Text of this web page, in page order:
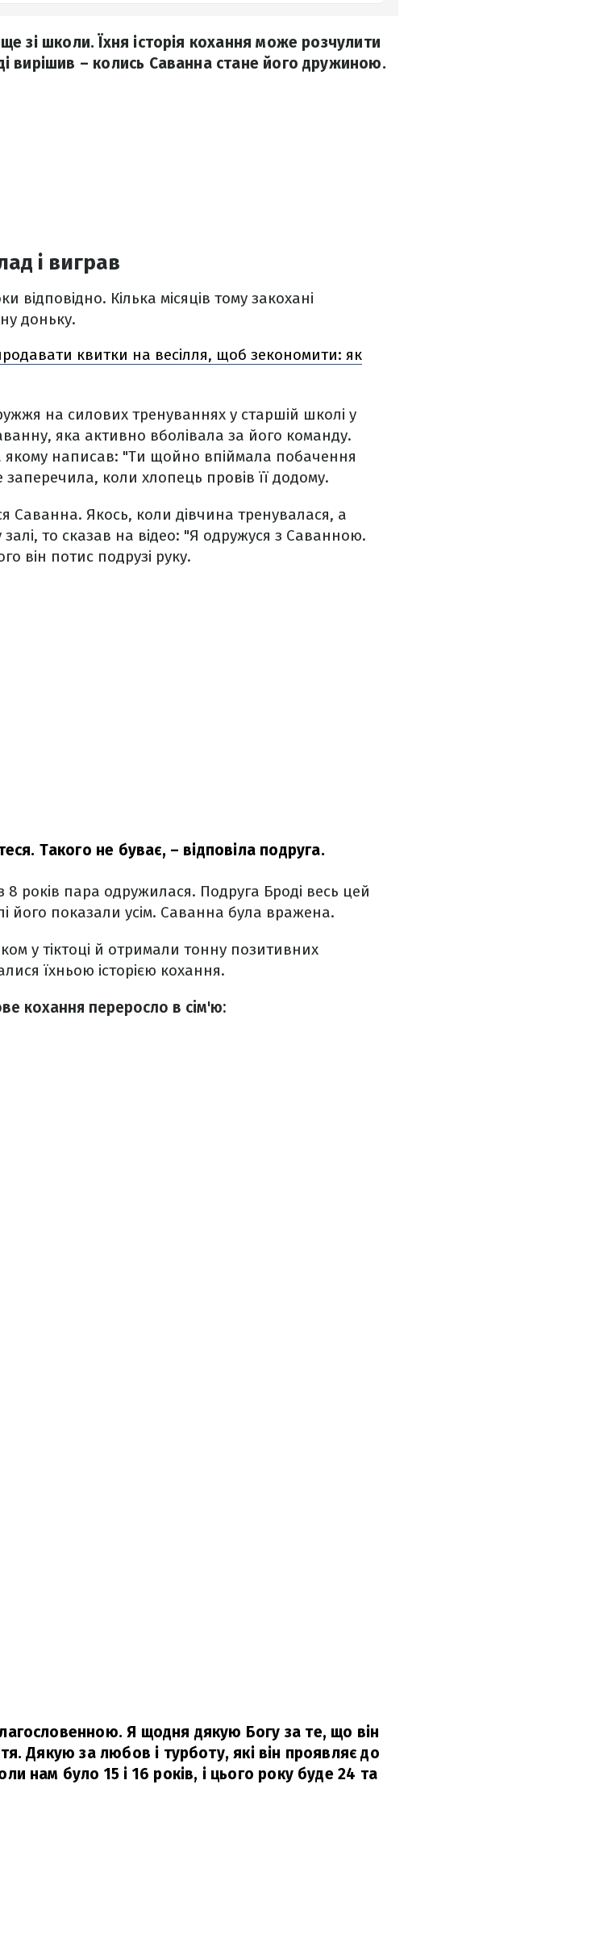
зі школи. Їхня історія кохання може розчулити
вирішив – колись Саванна стане його дружиною.
і виграв
відповідно. Кілька місяців тому закохані
доньку.
квитки на весілля, щоб зекономити: як
на силових тренуваннях у старшій школі у
яка активно вболівала за його команду.
якому написав: "Ти щойно впіймала побачення
коли хлопець провів її додому.
Саванна. Якось, коли дівчина тренувалася, а
то сказав на відео: "Я одружуся з Саванною.
він потис подрузі руку.
Такого не буває, – відповіла подруга.
8 років пара одружилася. Подруга Броді весь цей
його показали усім. Саванна була вражена.
у тіктоці й отримали тонну позитивних
їхньою історією кохання.
кохання переросло в сім'ю:
Я щодня дякую Богу за те, що він
Дякую за любов і турботу, які він проявляє до
нам було 15 і 16 років, і цього року буде 24 та